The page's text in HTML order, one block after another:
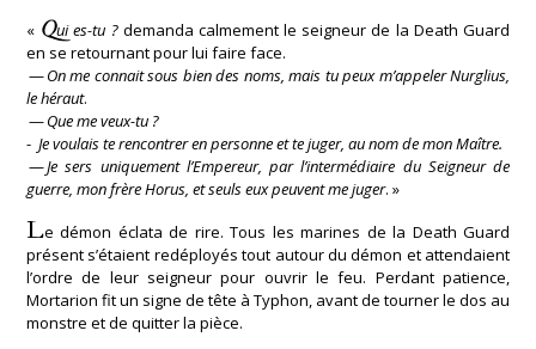
« Qui es-tu ?demanda calmement le seigneur de la Death Guard
en se retournant pour lui faire face.
—On me connait sous bien des noms, mais tu peux m’appeler Nurglius,
le héraut.
—Que me veux-tu ?
- Je voulais te rencontrer en personne et te juger, au nom de mon Maître.
—Je sers uniquement l’Empereur, par l’intermédiaire du Seigneur de
guerre, mon frère Horus, et seuls eux peuvent me juger. »
Le démon éclata de rire. Tous les marines de la Death Guard
présent s’étaient redéployés tout autour du démon et attendaient
l’ordre de leur seigneur pour ouvrir le feu. Perdant patience,
Mortarion fit un signe de tête à Typhon, avant de tourner le dos au
monstre et de quitter la pièce.